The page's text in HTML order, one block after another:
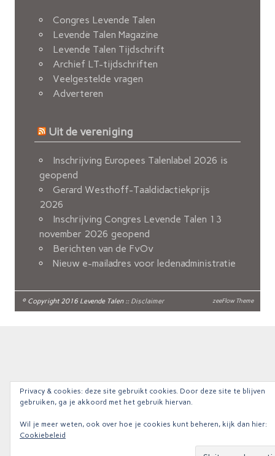
Congres Levende Talen
Levende Talen Magazine
Levende Talen Tijdschrift
Archief LT-tijdschriften
Veelgestelde vragen
Adverteren
Uit de vereniging
Inschrijving Europees Talenlabel 2026 is
geopend
Gerard Westhoff-Taaldidactiekprijs
2026
Inschrijving Congres Levende Talen 13
november 2026 geopend
Berichten van de FvOv
Nieuw e-mailadres voor ledenadministratie
© Copyright 2016 Levende Talen :: Disclaimer zeeFlow Theme
Privacy & cookies: deze site gebruikt cookies. Door deze site te blijven
gebruiken, ga je akkoord met het gebruik hiervan.
Wil je meer weten, ook over hoe je cookies kunt beheren, kijk dan hier:
Cookiebeleid